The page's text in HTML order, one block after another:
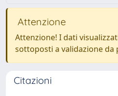
Attenzione
Attenzione! I dati
sottoposti a validazione da
Citazioni